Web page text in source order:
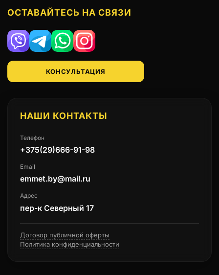
ОСТАВАЙТЕСЬ НА СВЯЗИ
Viber TelegramWhatsAppInstagram
КОНСУЛЬТАЦИЯ
НАШИ КОНТАКТЫ
Телефон
+375(29)666-91-98
Email
emmet.by@mail.ru
Адрес
пер-к Северный 17
Договор публичной оферты
Политика конфиденциальности